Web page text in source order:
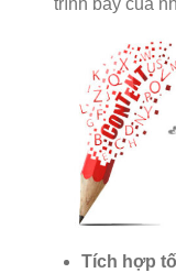
trình bày của
Tích hợp